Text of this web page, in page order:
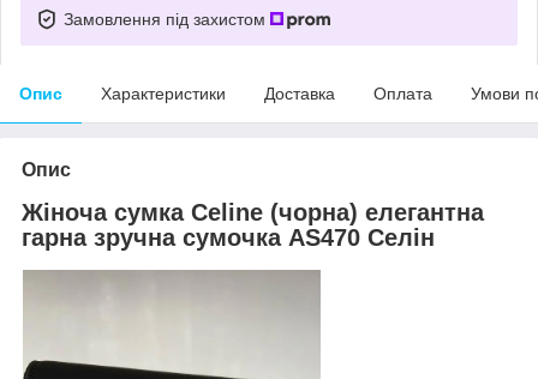
Замовлення під захистом
Опис Характеристики Доставка Оплата Умови
Опис
Жіноча сумка Celine (чорна) елегантна
гарна зручна сумочка AS470 Селін